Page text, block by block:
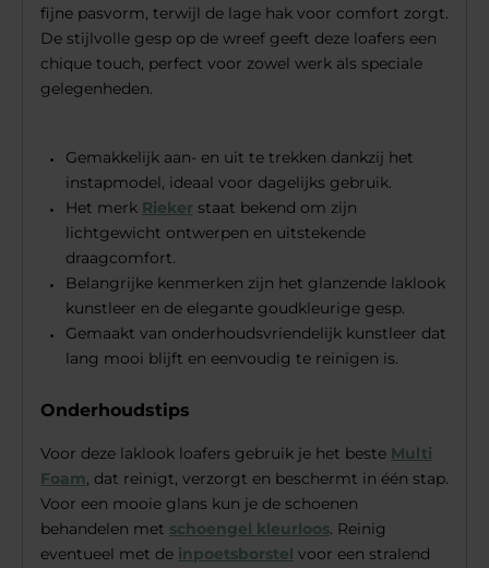
fijne pasvorm, terwijl de lage hak voor comfort zorgt.
De stijlvolle gesp op de wreef geeft deze loafers een
chique touch, perfect voor zowel werk als speciale
gelegenheden.
Gemakkelijk aan- en uit te trekken dankzij het
instapmodel, ideaal voor dagelijks gebruik.
Het merk Rieker staat bekend om zijn
lichtgewicht ontwerpen en uitstekende
draagcomfort.
Belangrijke kenmerken zijn het glanzende laklook
kunstleer en de elegante goudkleurige gesp.
Gemaakt van onderhoudsvriendelijk kunstleer dat
lang mooi blijft en eenvoudig te reinigen is.
Onderhoudstips
Voor deze laklook loafers gebruik je het beste Multi
Foam, dat reinigt, verzorgt en beschermt in één stap.
Voor een mooie glans kun je de schoenen
behandelen met schoengel kleurloos. Reinig
eventueel met de inpoetsborstel voor een stralend